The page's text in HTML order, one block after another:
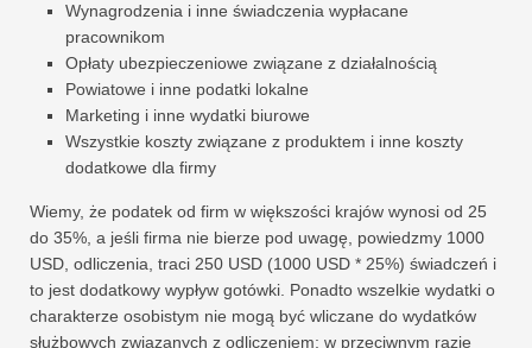
Wynagrodzenia i inne świadczenia wypłacane
pracownikom
Opłaty ubezpieczeniowe związane z działalnością
Powiatowe i inne podatki lokalne
Marketing i inne wydatki biurowe
Wszystkie koszty związane z produktem i inne koszty
dodatkowe dla firmy
Wiemy, że podatek od firm w większości krajów wynosi od 25
do 35%, a jeśli firma nie bierze pod uwagę, powiedzmy 1000
USD, odliczenia, traci 250 USD (1000 USD * 25%) świadczeń i
to jest dodatkowy wypływ gotówki. Ponadto wszelkie wydatki o
charakterze osobistym nie mogą być wliczane do wydatków
służbowych związanych z odliczeniem; w przeciwnym razie